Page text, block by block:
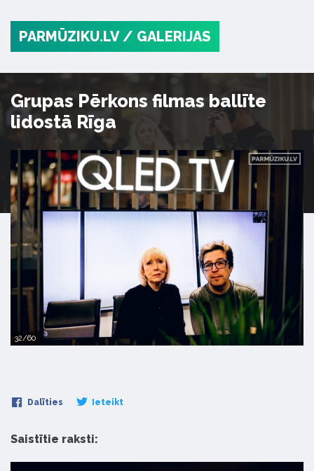
PARMŪZIKU.LV / GALERIJAS
Grupas Pērkons filmas ballīte
lidostā Rīga
32/60
Dalīties Ieteikt
Saistītie raksti: